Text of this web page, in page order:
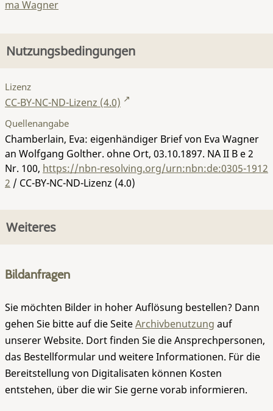
ma Wagner
Nutzungsbedingungen
Lizenz
CC-BY-NC-ND-Lizenz (4.0)
Quellenangabe
Chamberlain, Eva: eigenhändiger Brief von Eva Wagner
an Wolfgang Golther. ohne Ort, 03.10.1897. NA II B e 2
Nr. 100, https://nbn-resolving.org/urn:nbn:de:0305-1912
2 / CC-BY-NC-ND-Lizenz (4.0)
Weiteres
Bildanfragen
Sie möchten Bilder in hoher Auflösung bestellen? Dann
gehen Sie bitte auf die SeiteArchivbenutzung auf
unserer Website. Dort finden Sie die Ansprechpersonen,
das Bestellformular und weitere Informationen. Für die
Bereitstellung von Digitalisaten können Kosten
entstehen, über die wir Sie gerne vorab informieren.